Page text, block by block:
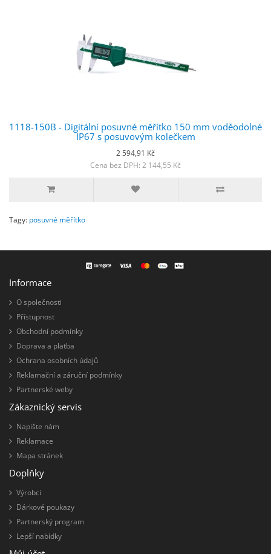
1118-150B - Digitální posuvné měřítko 150 mm voděodolné
IP67 s posuvovým kolečkem
2 594,91 Kč
Cena bez DPH: 2 144,55 Kč
Tagy: posuvné měřítko
Informace
O společnosti
Přístupnost
Obchodní podmínky
Doprava a platba
Ochrana osobních údajů
Reklamační a záruční podmínky
Partnerské weby
Zákaznický servis
Napište nám
Reklamace
Mapa stránek
Doplňky
Výrobci
Dárkové poukazy
Partnerský program
Lepší nabídky